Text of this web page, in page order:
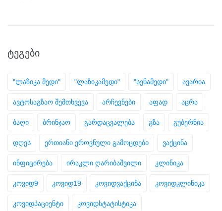
ᲢᲔᲒᲔᲑᲘ
"ლაზიკა მედი" "ლაზიკამედი" "სენამედი" ავარია
ავტოსაგზაო შემთხვევა არჩევნები აფად აცრა
ბაღი ბრინჯაო გარდაცვალება გზა გუბერნია
დღეს ერთიანი ეროვნული გამოცდები ვაქცინა
ინფიცირება ირაკლი ღარიბაშვილი კლინიკა
კოვიდ9 კოვიდ19 კოვიდვაქცინა კოვიდკლინიკა
კოვიდპაციენტი კოვიდსტატისტიკა